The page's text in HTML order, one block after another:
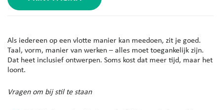
Als iedereen op een vlotte manier kan meedoen, zit je goed.
Taal, vorm, manier van werken – alles moet toegankelijk zijn.
Dat heet inclusief ontwerpen. Soms kost dat meer tijd, maar het
loont.
Vragen om bij stil te staan